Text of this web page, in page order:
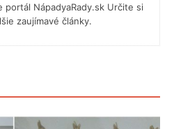
portál NápadyaRady.sk Určite si
zaujímavé články.